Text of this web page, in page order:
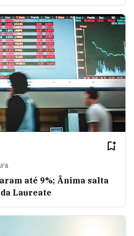
até 9%; Ânima salta
Laureate